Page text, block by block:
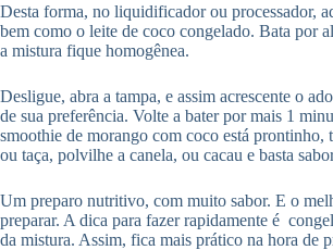
Desta forma, no liquidificador ou processador,
bem como o leite de coco congelado. Bata por
a mistura fique homogênea.
Desligue, abra a tampa, e assim acrescente o
de sua preferência. Volte a bater por mais 1
smoothie de morango com coco está prontinho,
ou taça, polvilhe a canela, ou cacau e basta
Um preparo nutritivo, com muito sabor. E o
preparar. A dica para fazer rapidamente é
da mistura. Assim, fica mais prático na hora de